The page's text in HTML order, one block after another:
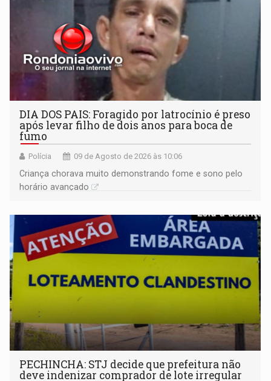
DIA DOS PAIS: Foragido por latrocínio é preso
após levar filho de dois anos para boca de
fumo
Polícia 09 de Agosto de 2026 às 10:06
Criança chorava muito demonstrando fome e sono pelo
horário avançado
PECHINCHA: STJ decide que prefeitura não
deve indenizar comprador de lote irregular